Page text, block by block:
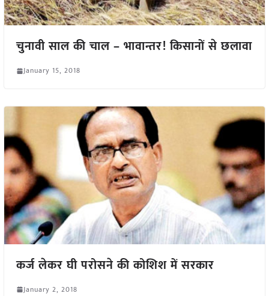
चुनावी साल की चाल – भावान्तर! किसानों से छलावा
January 15, 2018
कर्ज लेकर घी परोसने की कोशिश में सरकार
January 2, 2018